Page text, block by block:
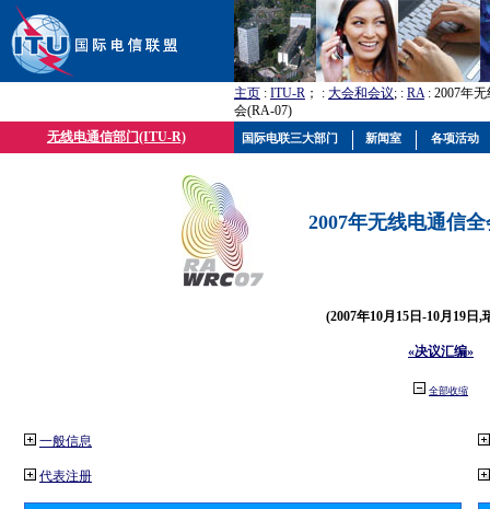
主页 : ITU-R ； : 大会和会议; : RA: 2007年
会(RA-07)
无线电通信部门(ITU-R)
2007年无线电通信
(2007年10月15日-10月19日,
«决议汇编»
全部收缩
一般信息
代表注册
国际电联三大部门 新闻室 各项活动